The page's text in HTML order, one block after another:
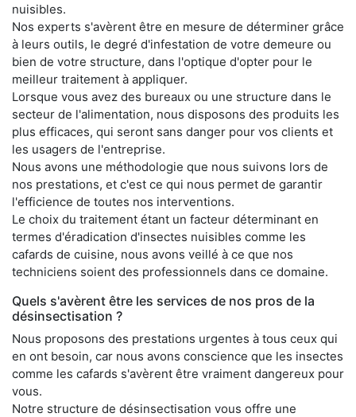
nuisibles.
Nos experts s'avèrent être en mesure de déterminer grâce
à leurs outils, le degré d'infestation de votre demeure ou
bien de votre structure, dans l'optique d'opter pour le
meilleur traitement à appliquer.
Lorsque vous avez des bureaux ou une structure dans le
secteur de l'alimentation, nous disposons des produits les
plus efficaces, qui seront sans danger pour vos clients et
les usagers de l'entreprise.
Nous avons une méthodologie que nous suivons lors de
nos prestations, et c'est ce qui nous permet de garantir
l'efficience de toutes nos interventions.
Le choix du traitement étant un facteur déterminant en
termes d'éradication d'insectes nuisibles comme les
cafards de cuisine, nous avons veillé à ce que nos
techniciens soient des professionnels dans ce domaine.
Quels s'avèrent être les services de nos pros de la
désinsectisation ?
Nous proposons des prestations urgentes à tous ceux qui
en ont besoin, car nous avons conscience que les insectes
comme les cafards s'avèrent être vraiment dangereux pour
vous.
Notre structure de désinsectisation vous offre une